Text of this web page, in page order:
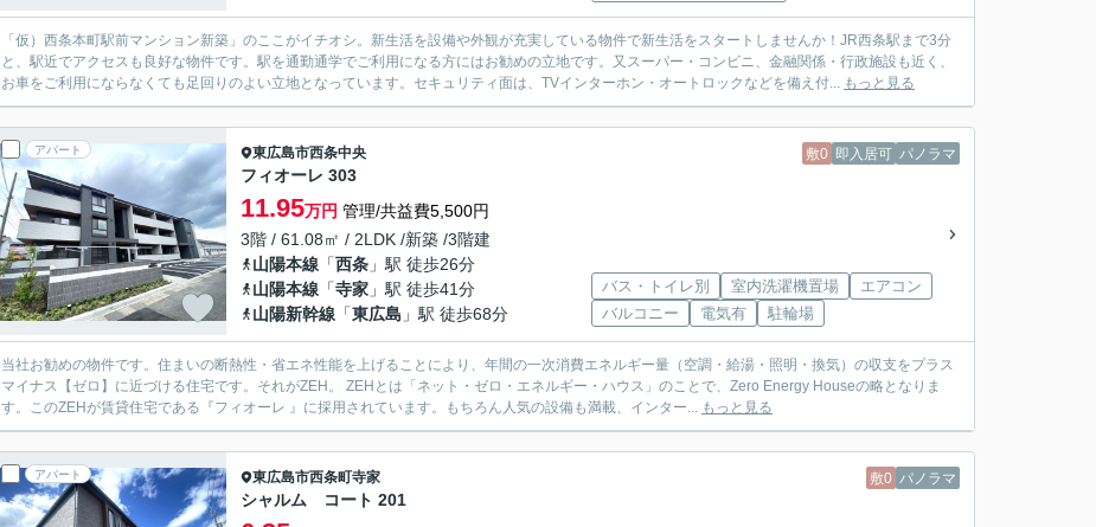
「仮）西条本町駅前マンション新築」のここがイチオシ。新生活を設備や外観が充実している物件で新生活をスタートしませんか！JR西条駅まで3分
と、駅近でアクセスも良好な物件です。駅を通勤通学でご利用になる方にはお勧めの立地です。又スーパー・コンビニ、金融関係・行政施設も近く、
お車をご利用にならなくても足回りのよい立地となっています。セキュリティ面は、TVインターホン・オートロックなどを備え付... もっと見る
アパート 敷0 即入居可 パノラマ
東広島市西条中央
フィオーレ 303
11.95万円 管理/共益費5,500円
3階 / 61.08㎡ / 2LDK /新築 /3階建
山陽本線 「西条 」駅 徒歩26分
山陽本線 「寺家 」駅 徒歩41分
山陽新幹線 「東広島 」駅 徒歩68分
バス・トイレ別 室内洗濯機置場
エアコン
バルコニー
電気有 駐輪場
当社お勧めの物件です。住まいの断熱性・省エネ性能を上げることにより、年間の一次消費エネルギー量（空調・給湯・照明・換気）の収支をプラス
マイナス【ゼロ】に近づける住宅です。それがZEH。 ZEHとは「ネット・ゼロ・エネルギー・ハウス」のことで、Zero Energy Houseの略となりま
す。このZEHが賃貸住宅である『フィオーレ 』に採用されています。もちろん人気の設備も満載、インター... もっと見る
アパート 敷0 パノラマ
東広島市西条町寺家
シャルム コート 201